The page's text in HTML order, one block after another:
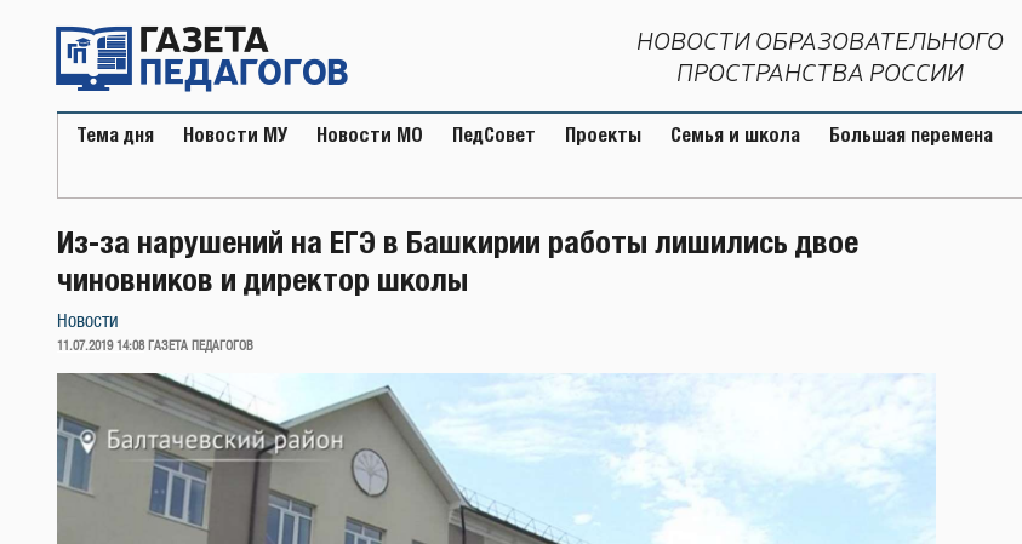
содержимому
НОВОСТИ ОБРАЗОВАТЕЛЬНОГО
ПРОСТРАНСТВА РОССИИ
Тема дня Новости МУ Новости МО ПедСовет Проекты Семья и школа Большая перемена
Из-за нарушений на ЕГЭ в Башкирии работы лишились двое
чиновников и директор школы
Новости
ОПУБЛИКОВАНО
11.07.2019 14:08 ГАЗЕТА ПЕДАГОГОВ